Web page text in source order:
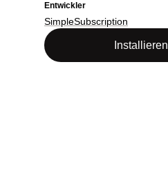
Entwickler
SimpleSubscription
Installieren